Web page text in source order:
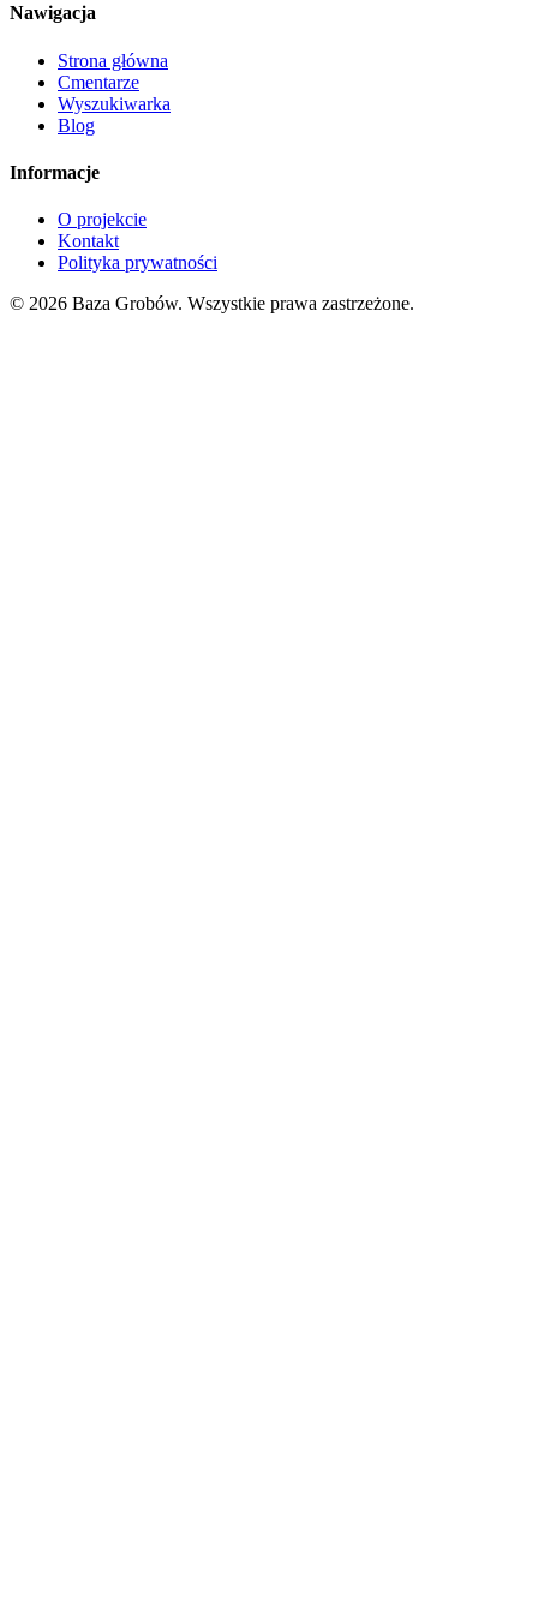
Nawigacja
Strona główna
Cmentarze
Wyszukiwarka
Blog
Informacje
O projekcie
Kontakt
Polityka prywatności
© 2026 Baza Grobów. Wszystkie prawa zastrzeżone.